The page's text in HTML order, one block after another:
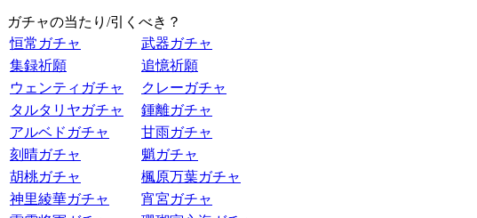
ガチャの当たり/引くべき？
恒常ガチャ
武器ガチャ
集録祈願
追憶祈願
ウェンティガチャ
クレーガチャ
タルタリヤガチャ
鍾離ガチャ
アルベドガチャ
甘雨ガチャ
刻晴ガチャ
魈ガチャ
胡桃ガチャ
楓原万葉ガチャ
神里綾華ガチャ
宵宮ガチャ